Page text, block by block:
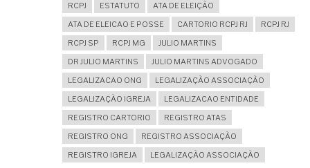
RCPJ ESTATUTO
ATA DE ELEIÇÃO
ATA DE ELEICAO E POSSE
CARTORIO RCPJ RJ
RCPJ RJ
RCPJ SP
RCPJ MG
JULIO MARTINS
DR JULIO MARTINS
JULIO MARTINS ADVOGADO
LEGALIZACAO ONG
LEGALIZAÇÃO ASSOCIAÇÃO
LEGALIZAÇÃO IGREJA
LEGALIZACAO ENTIDADE
REGISTRO CARTORIO
REGISTRO ATAS
REGISTRO ONG
REGISTRO ASSOCIAÇÃO
REGISTRO IGREJA
LEGALIZAÇÃO ASSOCIAÇÃO